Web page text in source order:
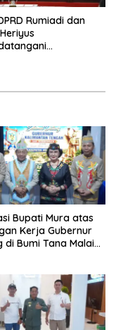
Rumiadi dan
Bupati Mura atas
Kerja Gubernur
di Bumi Tana Malai